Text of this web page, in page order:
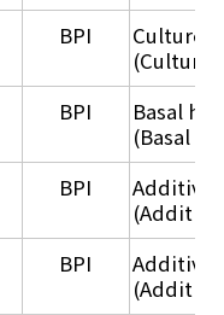
BPI
Culture
(Culture
BPI
Basal
(Basal
BPI
BPI